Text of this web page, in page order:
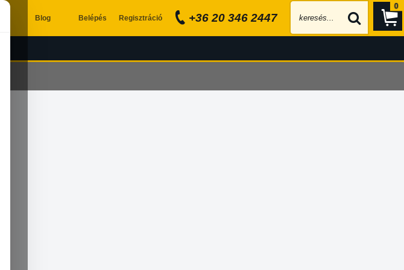
Blog Belépés Regisztráció +36 20 346 2447
0